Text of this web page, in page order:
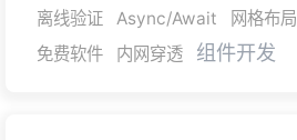
离线验证
Async/Await 网格布局
免费软件
内网穿透 组件开发